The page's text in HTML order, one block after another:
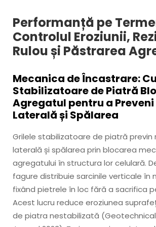
Performanță pe
Controlul Eroziunii,
Rulou și Păstrarea
Mecanica de Încastrare:
Stabilizatoare de Piatră
Agregatul pentru a
Laterală și Spălarea
Grilele stabilizatoare de piatră previn
laterală și spălarea prin blocarea
agregatului în structura lor celulară.
fagure distribuie sarcinile verticale în
fixând pietrele în loc fără a sacrifica
Acest lucru reduce eroziunea
de piatra nestabilizată (Geotechnical